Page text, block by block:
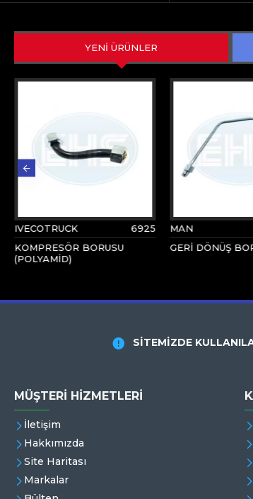
YENİ ÜRÜNLER
IVECOTRUCK
6925
KOMPRESÖR BORUSU
(POLYAMİD)
MAN
GERİ DÖNÜŞ
SİTEMİZDE
MÜŞTERI HIZMETLERI
İletişim
Hakkımızda
Site Haritası
Markalar